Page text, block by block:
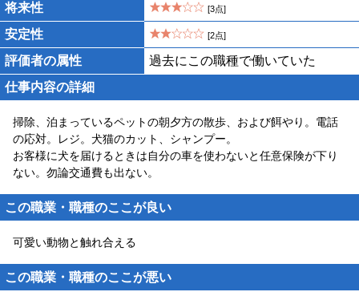
将来性 [3点]
安定性 [2点]
評価者の属性
過去にこの職種で働いていた
仕事内容の詳細
掃除、泊まっているペットの朝夕方の散歩、および餌やり。電話
の応対。レジ。犬猫のカット、シャンプー。
お客様に犬を届けるときは自分の車を使わないと任意保険が下り
ない。勿論交通費も出ない。
この職業・職種のここが良い
可愛い動物と触れ合える
この職業・職種のここが悪い